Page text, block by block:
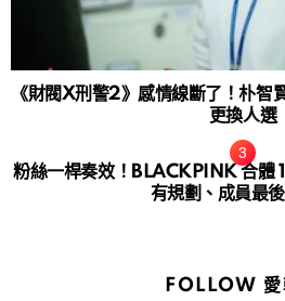
《財閥X刑警2》感情線斷了！朴智
更換人選
粉絲一桿奏效！BLACKPINK 合體
有規劃、成員最
FOLLOW 愛